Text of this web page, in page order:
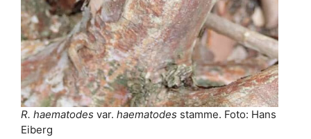
R. haematodes var. haematodes stamme. Foto: Hans
Eiberg